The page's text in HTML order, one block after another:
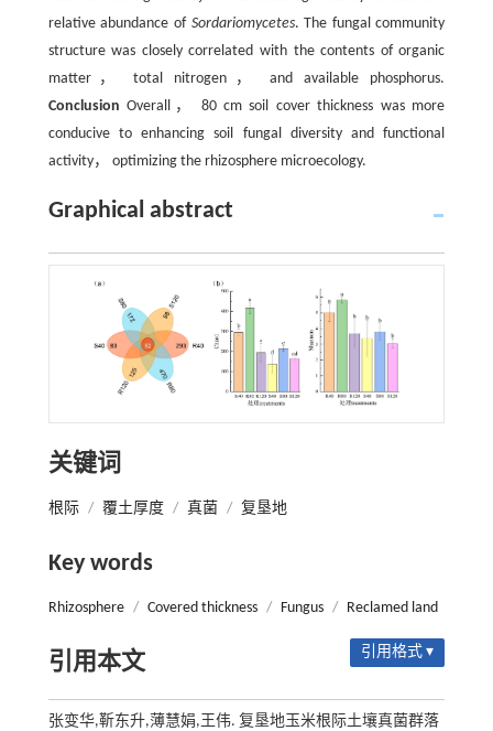
relative abundance of Sordariomycetes. The fungal community
structure was closely correlated with the contents of organic
matter， total nitrogen， and available phosphorus.
Conclusion Overall， 80 cm soil cover thickness was more
conducive to enhancing soil fungal diversity and functional
activity， optimizing the rhizosphere microecology.
Graphical abstract
关键词
根际 / 覆土厚度 / 真菌 / 复垦地
Key words
Rhizosphere / Covered thickness / Fungus / Reclamed land
引用本文 引用格式 ▾
张变华,靳东升,薄慧娟,王伟. 复垦地玉米根际土壤真菌群落